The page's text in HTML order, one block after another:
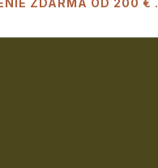
ZDARMA OD 200